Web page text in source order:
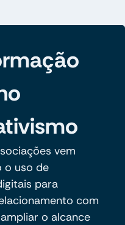
vem
o uso de
para
com
o alcance